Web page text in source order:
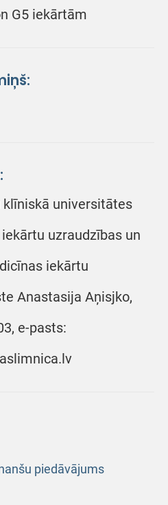
G5 iekārtām
klīniskā universitātes
uzraudzības un
iekārtu
Anastasija Aņisjko,
e-pasts:
piedāvājums